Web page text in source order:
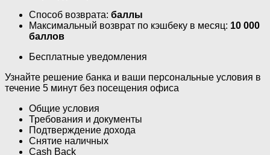
Способ возврата: баллы
Максимальный возврат по кэшбеку в месяц: 10 000
баллов
Бесплатные уведомления
Узнайте решение банка и ваши персональные условия в
течение 5 минут без посещения офиса
Общие условия
Требования и документы
Подтверждение дохода
Снятие наличных
Cash Back